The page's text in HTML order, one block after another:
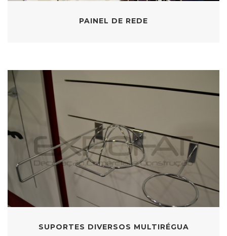
PAINEL DE REDE
SUPORTES DIVERSOS MULTIRÉGUA